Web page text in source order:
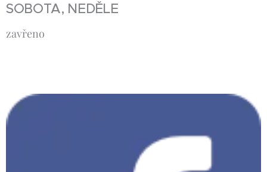
SOBOTA, NEDĚLE
zavřeno